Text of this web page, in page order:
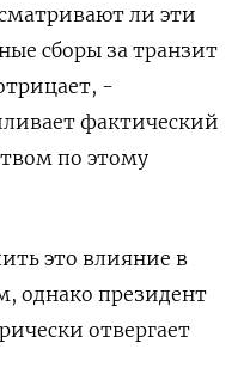
ли эти
сборы за транзит
-
фактический
по этому
это влияние в
однако президент
отвергает